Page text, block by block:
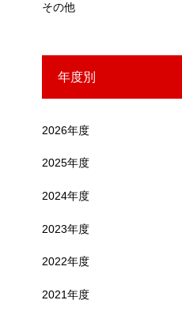
その他
年度別
2026年度
2025年度
2024年度
2023年度
2022年度
2021年度